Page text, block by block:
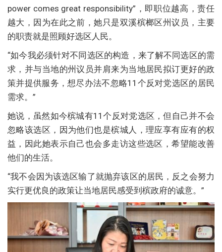
power comes great responsibility”，即职位越高，责任
越大，因为在此之前，她只是双溪槟榔区州议员，主要
的职责就是照顾好选区人民。
“如今我必须针对不同选区的构造，来了解不同选区的需
求，并与当地的州议员并肩来为当地居民拟订更好的政
策并提供服务，想尽办法不忽略11个反对党选区的居民
需求。”
她说，虽然如今槟城有11个反对党选区，但自己并不会
忽略该选区，因为他们也是槟城人，理应享有应有的权
益，因此她表示自己也会多走访这些选区，希望能改善
他们的生活。
“我不会因为该选区输了就抛弃该区的居民，反之会努力
实行更优良的政策让当地居民感受到槟政府的诚意。”